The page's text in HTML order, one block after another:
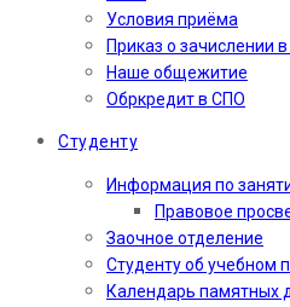
Условия приёма
Приказ о зачислении
Наше общежитие
Обркредит в СПО
Студенту
Информация по
Правовое
Заочное отделение
Студенту об учебном
Календарь памятных